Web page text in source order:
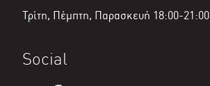
Τρίτη, Πέμπτη, Παρασκευή 18:00-21:00
Social